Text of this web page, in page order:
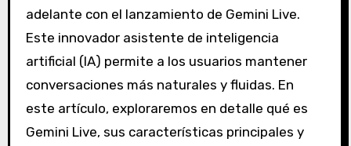
adelante con el lanzamiento de Gemini Live.
Este innovador asistente de inteligencia
artificial (IA) permite a los usuarios mantener
conversaciones más naturales y fluidas. En
este artículo, exploraremos en detalle qué es
Gemini Live, sus características principales y